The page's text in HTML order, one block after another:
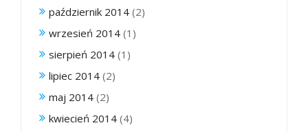
październik 2014 (2)
wrzesień 2014 (1)
sierpień 2014 (1)
lipiec 2014 (2)
maj 2014 (2)
kwiecień 2014 (4)